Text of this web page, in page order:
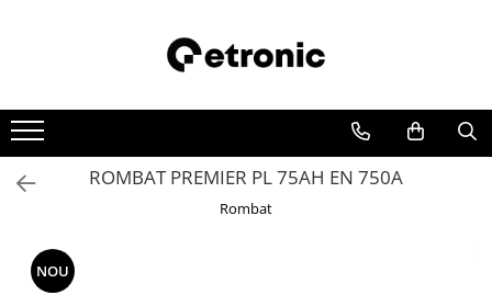
ROMBAT PREMIER PL 75AH EN 750A
Rombat
NOU